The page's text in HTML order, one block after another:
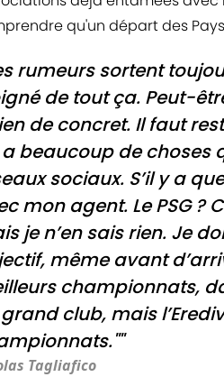
qu'un départ des
rumeurs sortent
de tout ça. Peut-
de concret. Il faut
a beaucoup de choses
sociaux. S’il y a
mon agent. Le PSG ?
je n’en sais rien. Je
même avant
championnats,
club, mais
Tagliafico